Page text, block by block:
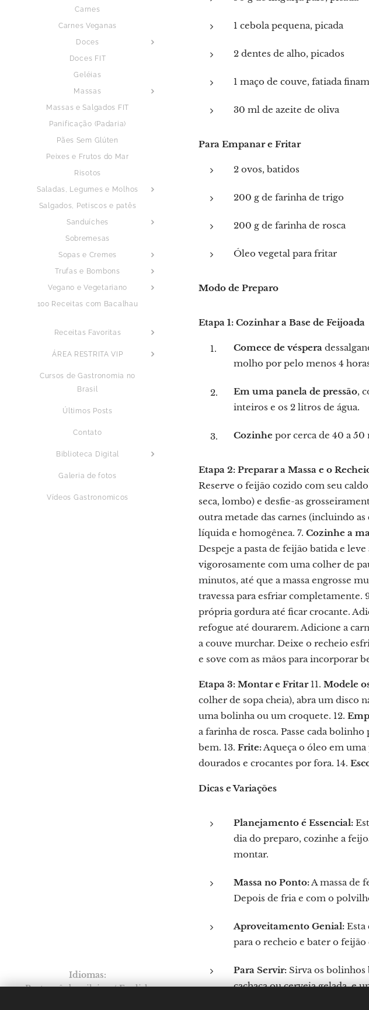
Carnes
Carnes Veganas
Doces
Doces FIT
Geléias
Massas
Massas e Salgados FIT
Panificação (Padaria)
Pães Sem Glúten
Peixes e Frutos do Mar
Risotos
Saladas, Legumes e Molhos
Salgados, Petiscos e patês
Sanduíches
Sobremesas
Sopas e Cremes
Trufas e Bombons
Vegano e Vegetariano
100 Receitas com Bacalhau
Receitas Favoritas
ÁREA RESTRITA VIP
Cursos de Gastronomia no
Brasil
Últimos Posts
Contato
Biblioteca Digital
Galeria de fotos
Vídeos Gastronomicos
1 cebola pequena, picada
2 dentes de alho, picados
1 maço de couve, fatiada
30 ml de azeite de oliva
Para Empanar e Fritar
2 ovos, batidos
200 g de farinha de trigo
200 g de farinha de rosca
Óleo vegetal para fritar
Modo de Preparo
Etapa 1: Cozinhar a Base de Feijoada
Comece de véspera
molho por pelo menos 4
Em uma panela de pressão,
inteiros e os 2 litros de água.
Cozinhe por cerca de 40 a 50
Etapa 2: Preparar a Massa e o
Reserve o feijão cozido com seu
seca, lombo) e desfie-as
outra metade das carnes (incluindo
líquida e homogênea. 7. Cozinhe a
Despeje a pasta de feijão batida e
vigorosamente com uma colher de
minutos, até que a massa engrosse
travessa para esfriar completamente.
própria gordura até ficar crocante.
refogue até dourarem. Adicione a
a couve murchar. Deixe o recheio
e sove com as mãos para incorporar
Etapa 3: Montar e Fritar11. Modele
colher de sopa cheia), abra um disco
uma bolinha ou um croquete. 12.
a farinha de rosca. Passe cada
bem. 13. Frite:Aqueça o óleo em uma
dourados e crocantes por fora. 14.
Dicas e Variações
Planejamento é Essencial:
dia do preparo, cozinhe a
montar.
Massa no Ponto:A massa de
Depois de fria e com o
Aproveitamento Genial: Esta
para o recheio e bater o feijão
Para Servir: Sirva os bolinhos
cachaça ou cerveja gelada, e
Idiomas
Português brasileiro
English